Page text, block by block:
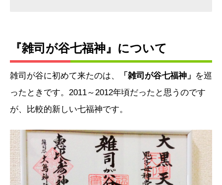
『雑司が谷七福神』について
雑司が谷に初めて来たのは、 「雑司が谷七福神」 を巡
ったときです。2011～2012年頃だったと思うのです
が、比較的新しい七福神です。